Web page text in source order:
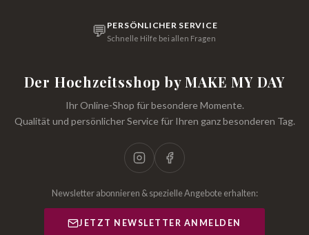
💬 PERSÖNLICHER SERVICE
Schnelle Hilfe bei allen Fragen
Der Hochzeitsshop by MAKE MY DAY
Ihr Online-Shop für besondere Momente.
Qualität und persönlicher Service für Ihren ganz besonderen Tag.
Newsletter abonnieren & spezielle Angebote erhalten:
JETZT NEWSLETTER ANMELDEN